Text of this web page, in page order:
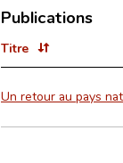
Publications
Titre
Un retour au pays